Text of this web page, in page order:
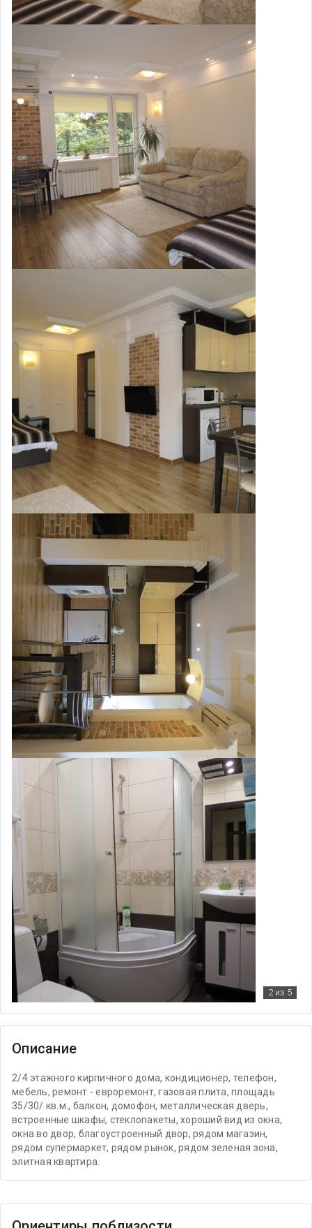
2из 5
Описание
2/4 этажного кирпичного дома, кондиционер, телефон,
мебель, ремонт - евроремонт, газовая плита, площадь
35/30/ кв.м., балкон, домофон, металлическая дверь,
встроенные шкафы, стеклопакеты, хороший вид из окна,
окна во двор, благоустроенный двор, рядом магазин,
рядом супермаркет, рядом рынок, рядом зеленая зона,
элитная квартира.